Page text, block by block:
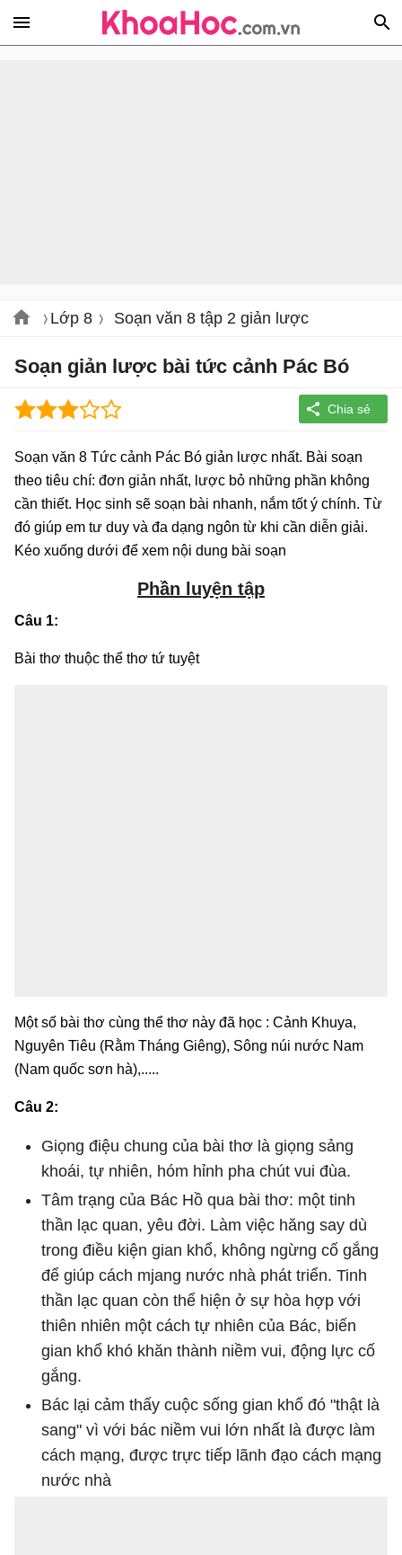
Lớp 8 Soạn văn 8 tập 2 giản lược
Soạn giản lược bài tức cảnh Pác Bó
Soạn văn 8 Tức cảnh Pác Bó giản lược nhất. Bài soạn
theo tiêu chí: đơn giản nhất, lược bỏ những phần không
cần thiết. Học sinh sẽ soạn bài nhanh, nắm tốt ý chính. Từ
đó giúp em tư duy và đa dạng ngôn từ khi cần diễn giải.
Kéo xuống dưới để xem nội dung bài soạn
Phần luyện tập
Câu 1:
Bài thơ thuộc thể thơ tứ tuyệt
Một số bài thơ cùng thể thơ này đã học : Cảnh Khuya,
Nguyên Tiêu (Rằm Tháng Giêng), Sông núi nước Nam
(Nam quốc sơn hà),.....
Câu 2:
Giọng điệu chung của bài thơ là giọng sảng
khoái, tự nhiên, hóm hỉnh pha chút vui đùa.
Tâm trạng của Bác Hồ qua bài thơ: một tinh
thần lạc quan, yêu đời. Làm việc hăng say dù
trong điều kiện gian khổ, không ngừng cố gắng
để giúp cách mjang nước nhà phát triển. Tinh
thần lạc quan còn thể hiện ở sự hòa hợp với
thiên nhiên một cách tự nhiên của Bác, biến
gian khổ khó khăn thành niềm vui, động lực cố
gắng.
Bác lại cảm thấy cuộc sống gian khổ đó "thật là
sang" vì với bác niềm vui lớn nhất là được làm
cách mạng, được trực tiếp lãnh đạo cách mạng
nước nhà